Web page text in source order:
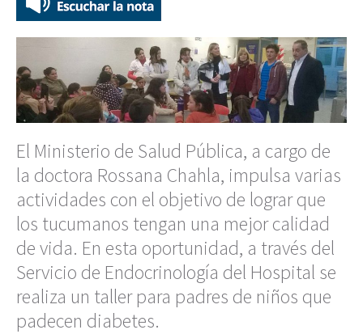
El Ministerio de Salud Pública, a cargo de
la doctora Rossana Chahla, impulsa varias
actividades con el objetivo de lograr que
los tucumanos tengan una mejor calidad
de vida. En esta oportunidad, a través del
Servicio de Endocrinología del Hospital se
realiza un taller para padres de niños que
padecen diabetes.